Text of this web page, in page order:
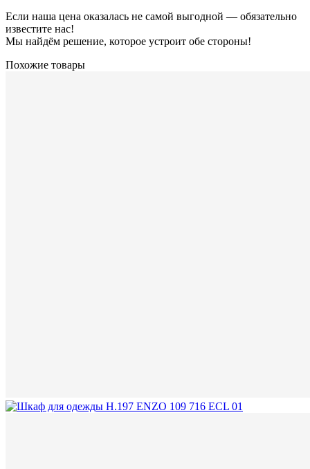
Если наша цена оказалась не самой выгодной — обязательно
известите нас!
Мы найдём решение, которое устроит обе стороны!
Похожие товары